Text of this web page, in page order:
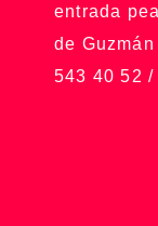
entrada
de
543 40 52